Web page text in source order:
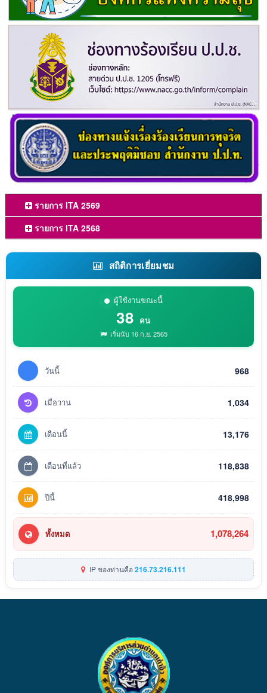
รายการ ITA 2569
รายการ ITA 2568
สถิติการเยี่ยมชม
ผู้ใช้งานขณะนี้
38 คน
เริ่มนับ 16 ก.ย. 2565
วันนี้ 968
เมื่อวาน 1,034
เดือนนี้ 13,176
เดือนที่แล้ว 118,838
ปีนี้ 418,998
ทั้งหมด 1,078,264
IP ของท่านคือ216.73.216.111